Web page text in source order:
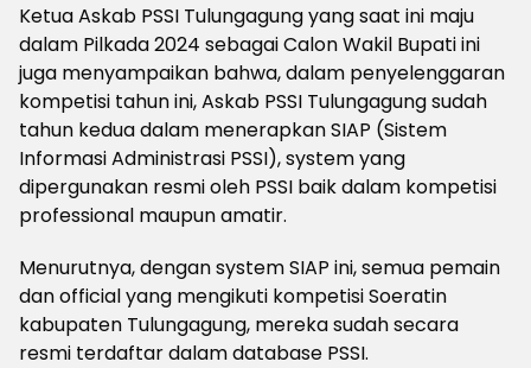
Ketua Askab PSSI Tulungagung yang saat ini maju
dalam Pilkada 2024 sebagai Calon Wakil Bupati ini
juga menyampaikan bahwa, dalam penyelenggaran
kompetisi tahun ini, Askab PSSI Tulungagung sudah
tahun kedua dalam menerapkan SIAP (Sistem
Informasi Administrasi PSSI), system yang
dipergunakan resmi oleh PSSI baik dalam kompetisi
professional maupun amatir.
Menurutnya, dengan system SIAP ini, semua pemain
dan official yang mengikuti kompetisi Soeratin
kabupaten Tulungagung, mereka sudah secara
resmi terdaftar dalam database PSSI.